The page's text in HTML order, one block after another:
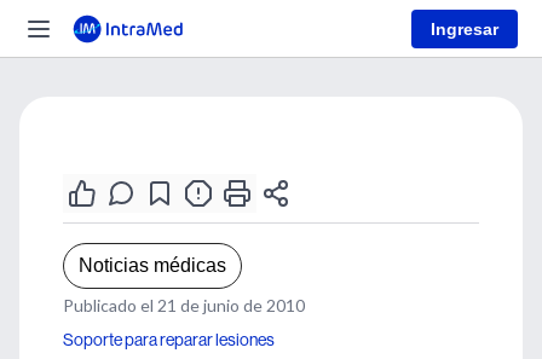
Ingresar
Noticias médicas
Publicado el 21 de junio de 2010
Soporte para reparar lesiones